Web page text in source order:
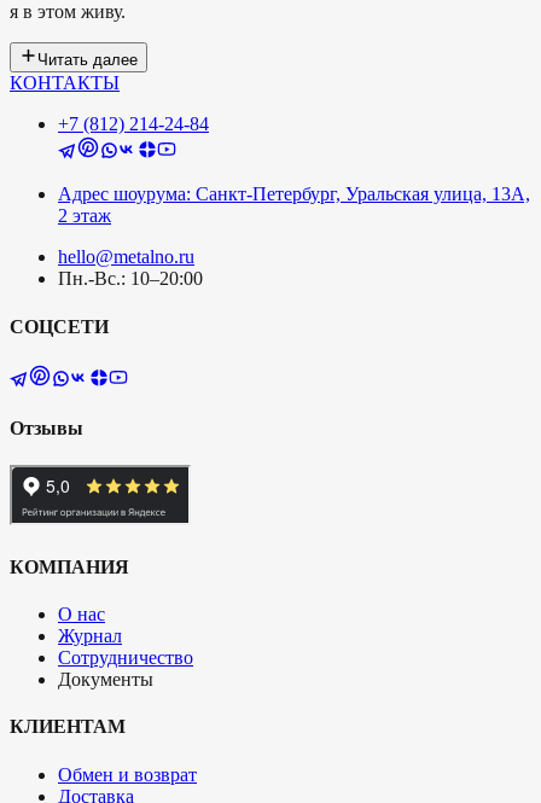
я в этом живу.
Читать далее
КОНТАКТЫ
+7 (812) 214-24-84
Адрес шоурума: Санкт-Петербург, Уральская улица, 13А,
2 этаж
hello@metalno.ru
Пн.-Вс.: 10–20:00
СОЦСЕТИ
Отзывы
КОМПАНИЯ
О нас
Журнал
Сотрудничество
Документы
КЛИЕНТАМ
Обмен и возврат
Доставка